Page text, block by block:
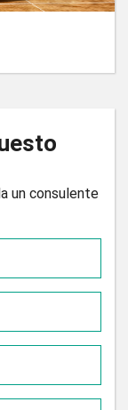
un consulente